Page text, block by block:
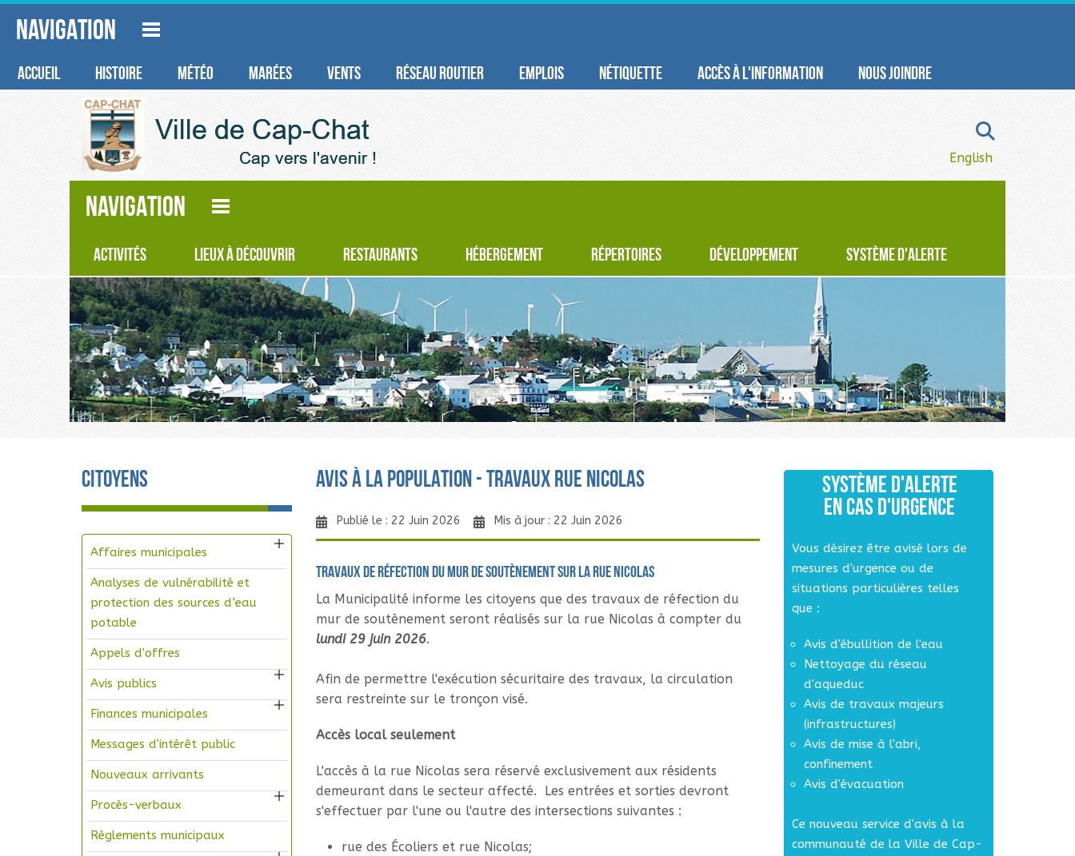
NAVIGATION
ACCUEIL HISTOIRE MÉTÉO MARÉES VENTS RÉSEAU ROUTIER EMPLOIS NÉTIQUETTE ACCÈS À L'INFORMATION NOUS JOINDRE
Sélectionnez votre
English
NAVIGATION
ACTIVITÉS LIEUX À DÉCOUVRIR RESTAURANTS HÉBERGEMENT RÉPERTOIRES DÉVELOPPEMENT SYSTÈME D'ALERTE
Citoyens
Affaires municipales
Analyses de vulnérabilité et
protection des sources d’eau
potable
Appels d'offres
Avis publics
Finances municipales
Messages d'intérêt public
Nouveaux arrivants
Procès-verbaux
Règlements municipaux
AVIS À LA POPULATION - TRAVAUX RUE NICOLAS
Publié le : 22 Juin 2026 Mis à jour : 22 Juin 2026
Travaux de réfection du mur de soutènement sur la rue Nicolas
La Municipalité informe les citoyens que des travaux de réfection du
mur de soutènement seront réalisés sur la rue Nicolas à compter du
lundi 29 juin 2026.
Afin de permettre l'exécution sécuritaire des travaux, la circulation
sera restreinte sur le tronçon visé.
Accès local seulement
L'accès à la rue Nicolas sera réservé exclusivement aux résidents
demeurant dans le secteur affecté. Les entrées et sorties devront
s'effectuer par l'une ou l'autre des intersections suivantes :
rue des Écoliers et rue Nicolas;
SYSTÈME D'ALERTE
EN CAS D'URGENCE
Vous désirez être avisé lors de
mesures d'urgence ou de
situations particulières telles
que :
Avis d'ébullition de l'eau
Nettoyage du réseau
d'aqueduc
Avis de travaux majeurs
(infrastructures)
Avis de mise à l'abri,
confinement
Avis d'évacuation
Ce nouveau service d'avis à la
communauté de la Ville de Cap-